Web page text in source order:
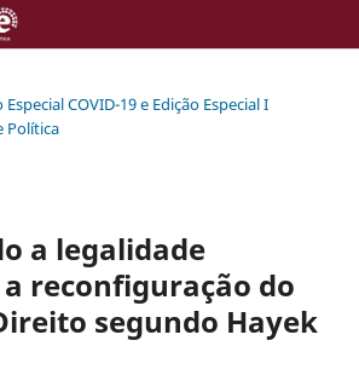
COVID-19 e Edição Especial I
Política
a legalidade
reconfiguração do
segundo Hayek